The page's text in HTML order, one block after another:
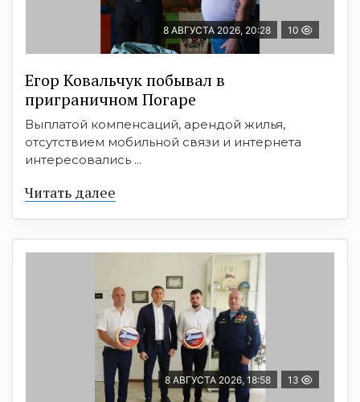
8 АВГУСТА 2026, 20:28 10
Егор Ковальчук побывал в
приграничном Погаре
Выплатой компенсаций, арендой жилья,
отсутствием мобильной связи и интернета
интересовались ...
Читать далее
8 АВГУСТА 2026, 18:58 13